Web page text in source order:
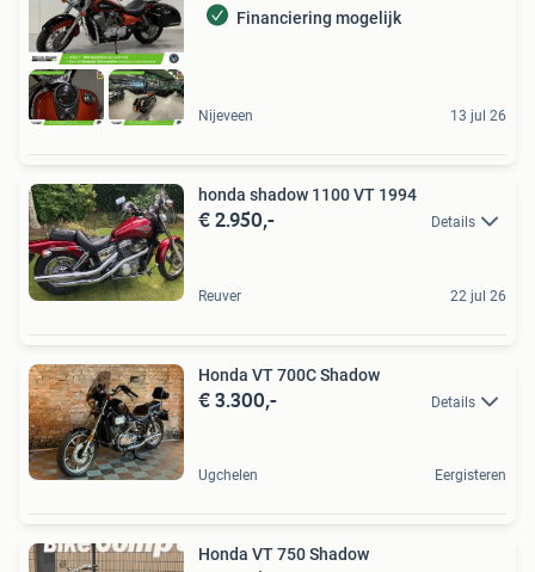
Financiering mogelijk
Nijeveen 13 jul 26
honda shadow 1100 VT 1994
€ 2.950,- Details
Reuver 22 jul 26
Honda VT 700C Shadow
€ 3.300,- Details
Ugchelen Eergisteren
Honda VT 750 Shadow